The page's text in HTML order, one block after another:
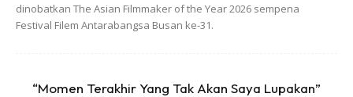
dinobatkan The Asian Filmmaker of the Year 2026 sempena
Festival Filem Antarabangsa Busan ke-31.
“Momen Terakhir Yang Tak Akan Saya Lupakan”